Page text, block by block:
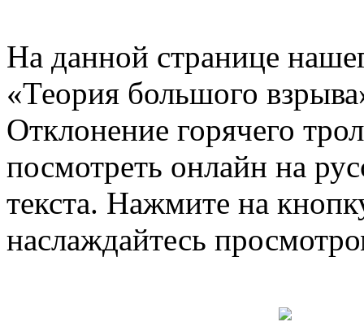
На данной странице
«Теория большого
Отклонение горячего
посмотреть онлайн на
текста. Нажмите на
наслаждайтесь